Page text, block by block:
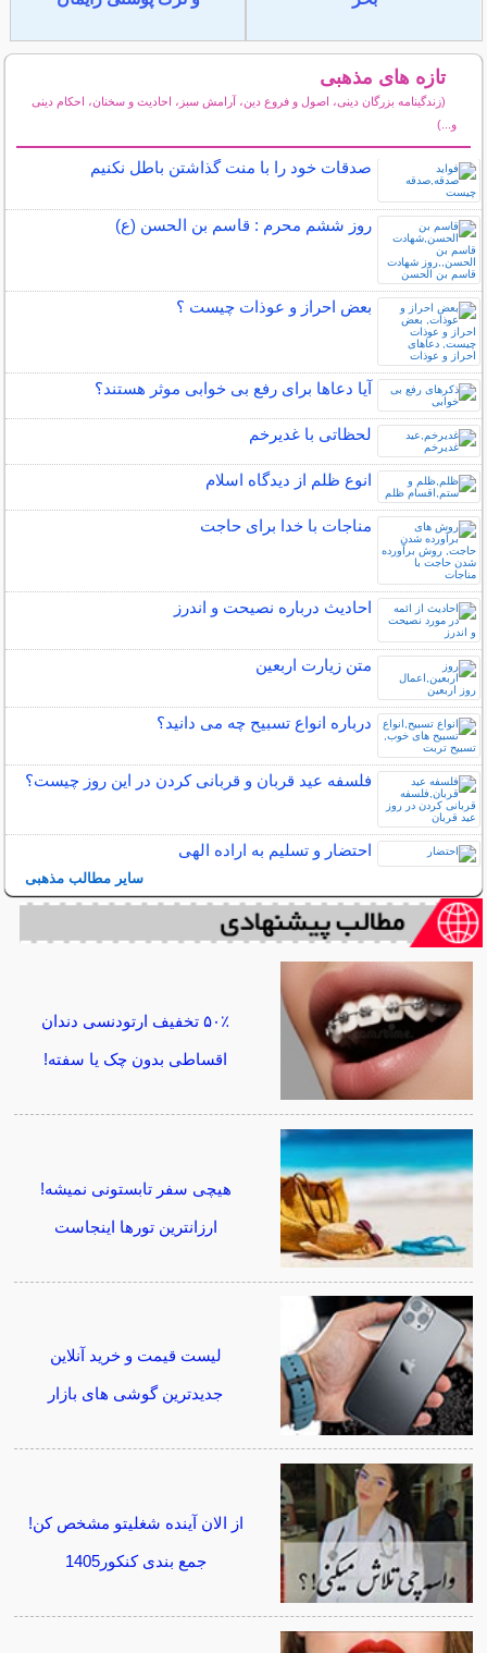
تازه های مذهبی
(زندگینامه بزرگان دینی، اصول و فروع دین، آرامش سبز، احادیث و سخنان، احکام دینی
و...)
صدقات خود را با منت گذاشتن باطل نکنیم
روز ششم محرم : قاسم بن الحسن (ع)
بعض احراز و عوذات چیست ؟
آیا دعاها برای رفع بی خوابی موثر هستند؟
لحظاتی با غدیرخم
انوع ظلم از دیدگاه اسلام
مناجات با خدا برای حاجت
احادیث درباره نصیحت و اندرز
متن زيارت اربعين
درباره انواع تسبیح چه می دانید؟
فلسفه عید قربان و قربانی کردن در این روز چیست؟
احتضار و تسلیم به اراده الهی
سایر مطالب مذهبی
۵۰٪ تخفیف ارتودنسی دندان
اقساطی بدون چک یا سفته!
هیچی سفر تابستونی نمیشه!
ارزانترین تورها اینجاست
لیست قیمت و خرید آنلاین
جدیدترین گوشی های بازار
از الان آینده شغلیتو مشخص کن!
جمع بندی کنکور1405